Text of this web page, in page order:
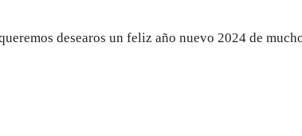
desearos un feliz año nuevo 2024 de